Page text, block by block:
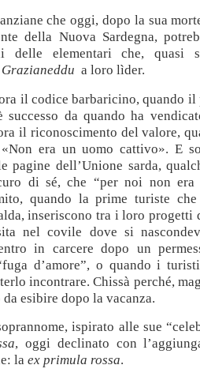
che oggi, dopo la sua
della Nuova Sardegna,
elementari che, quasi
Grazianeddu a loro lìder.
il codice barbaricino, quando
successo da quando ha
il riconoscimento del valore,
era un uomo cattivo». E
pagine dell’Unione sarda,
di sé, che “per noi non era
quando la prime turiste che
inseriscono tra i loro progetti
nel covile dove si
in carcere dopo un
d’amore”, o quando i
incontrare. Chissà perché,
esibire dopo la vacanza.
ispirato alle sue
, oggi declinato con
la ex primula rossa.